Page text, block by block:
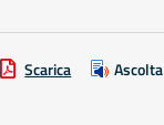
Scarica Ascolta